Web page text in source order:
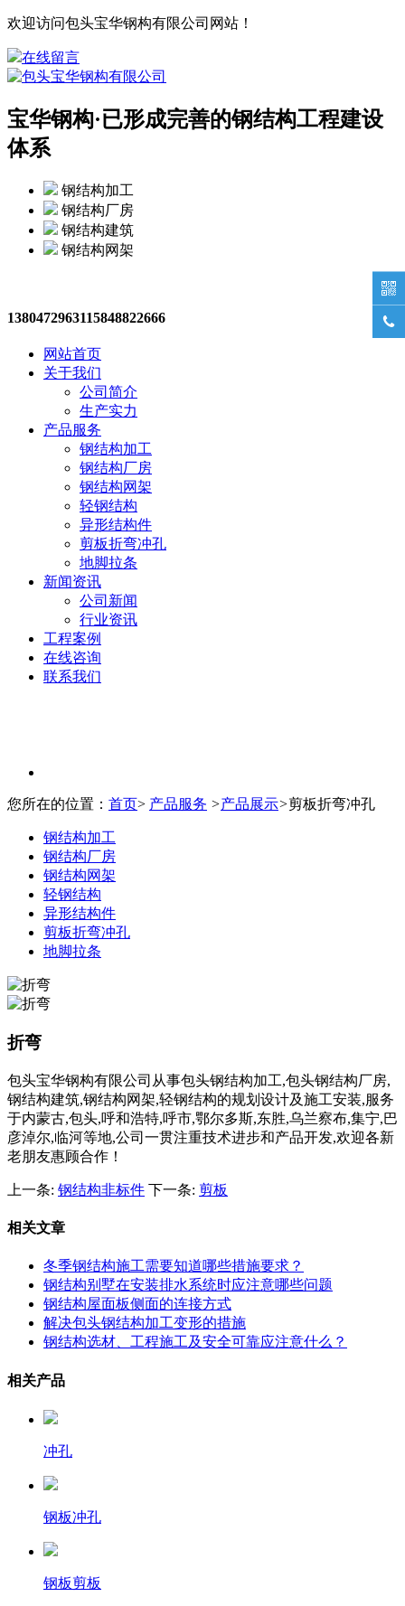
欢迎访问包头宝华钢构有限公司网站！
在线留言
宝华钢构·已形成完善的钢结构工程建设
体系
钢结构加工
钢结构厂房
钢结构建筑
钢结构网架
1380472963115848822666
网站首页
关于我们
公司简介
生产实力
产品服务
钢结构加工
钢结构厂房
钢结构网架
轻钢结构
异形结构件
剪板折弯冲孔
地脚拉条
新闻资讯
公司新闻
行业资讯
工程案例
在线咨询
联系我们
您所在的位置： 首页> 产品服务 >产品展示>剪板折弯冲孔
钢结构加工
钢结构厂房
钢结构网架
轻钢结构
异形结构件
剪板折弯冲孔
地脚拉条
折弯
包头宝华钢构有限公司从事包头钢结构加工,包头钢结构厂房,
钢结构建筑,钢结构网架,轻钢结构的规划设计及施工安装,服务
于内蒙古,包头,呼和浩特,呼市,鄂尔多斯,东胜,乌兰察布,集宁,巴
彦淖尔,临河等地,公司一贯注重技术进步和产品开发,欢迎各新
老朋友惠顾合作！
上一条: 钢结构非标件 下一条: 剪板
相关文章
冬季钢结构施工需要知道哪些措施要求？
钢结构别墅在安装排水系统时应注意哪些问题
钢结构屋面板侧面的连接方式
解决包头钢结构加工变形的措施
钢结构选材、工程施工及安全可靠应注意什么？
相关产品
冲孔
钢板冲孔
钢板剪板

